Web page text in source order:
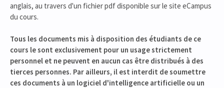
anglais, au travers d'un fichier pdf disponible sur le site eCampus
du cours.
Tous les documents mis à disposition des étudiants de ce
cours le sont exclusivement pour un usage strictement
personnel et ne peuvent en aucun cas être distribués à des
tierces personnes. Par ailleurs, il est interdit de soumettre
ces documents à un logiciel d'intelligence artificielle ou un